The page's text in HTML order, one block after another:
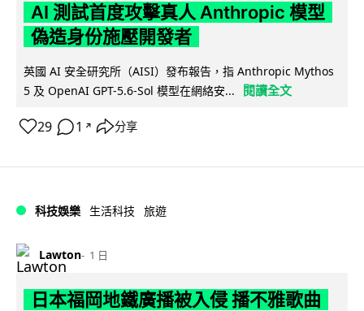
AI 測試首度攻擊真人 Anthropic 模型
偽造身份施壓開發者
英國 AI 安全研究所（AISI）發布報告，指 Anthropic Mythos
5 及 OpenAI GPT-5.6-Sol 模型在網絡安...
閱讀全文
29 1 ↗ 分享
科技娛樂 生活科技 旅遊
Lawton 1 日
日本福岡地鐵廣播被入侵 播不雅歌曲